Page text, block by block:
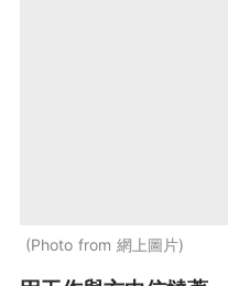
Photo from 網上圖片